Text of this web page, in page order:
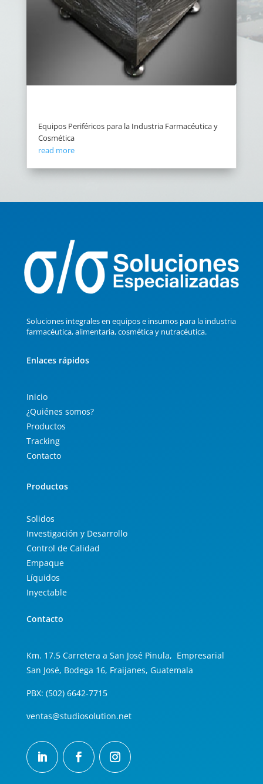
Equipos Periféricos para la Industria Farmacéutica y
Cosmética
read more
Soluciones integrales en equipos e insumos para la industria
farmacéutica, alimentaria, cosmética y nutracéutica.
Enlaces rápidos
Inicio
¿Quiénes somos?
Productos
Tracking
Contacto
Productos
Solidos
Investigación y Desarrollo
Control de Calidad
Empaque
Líquidos
Inyectable
Contacto
Km. 17.5 Carretera a San José Pinula, Empresarial
San José, Bodega 16, Fraijanes, Guatemala
PBX: (502) 6642-7715
ventas@studiosolution.net